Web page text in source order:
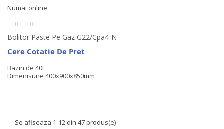
Numai online
Bolitor Paste Pe Gaz G22/cpa4-N
Cere Cotatie De Pret
Bazin de 40L
Dimenisune 400x900x850mm
Se afiseaza 1-12 din 47 produs(e)